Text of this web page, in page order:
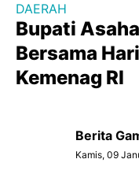
DAERAH
Bupati
Bersama
Kemenag RI
Berita
Kamis, 09